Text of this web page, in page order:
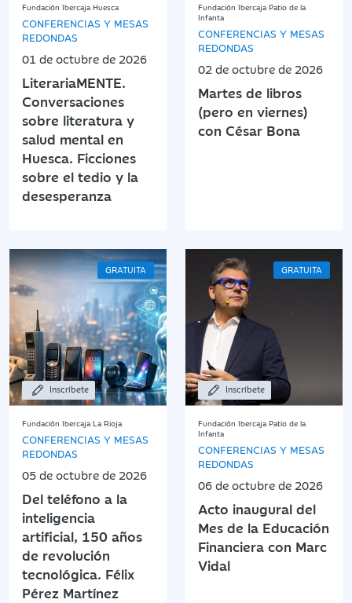
Fundación Ibercaja Huesca
CONFERENCIAS Y MESAS
REDONDAS
01 de octubre de 2026
LiterariaMENTE.
Conversaciones
sobre literatura y
salud mental en
Huesca. Ficciones
sobre el tedio y la
desesperanza
Fundación Ibercaja Patio de la
Infanta
CONFERENCIAS Y MESAS
REDONDAS
02 de octubre de 2026
Martes de libros
(pero en viernes)
con César Bona
GRATUITA
Inscríbete
Fundación Ibercaja La Rioja
CONFERENCIAS Y MESAS
REDONDAS
05 de octubre de 2026
Del teléfono a la
inteligencia
artificial, 150 años
de revolución
tecnológica. Félix
Pérez Martínez
GRATUITA
Inscríbete
Fundación Ibercaja Patio de la
Infanta
CONFERENCIAS Y MESAS
REDONDAS
06 de octubre de 2026
Acto inaugural del
Mes de la Educación
Financiera con Marc
Vidal